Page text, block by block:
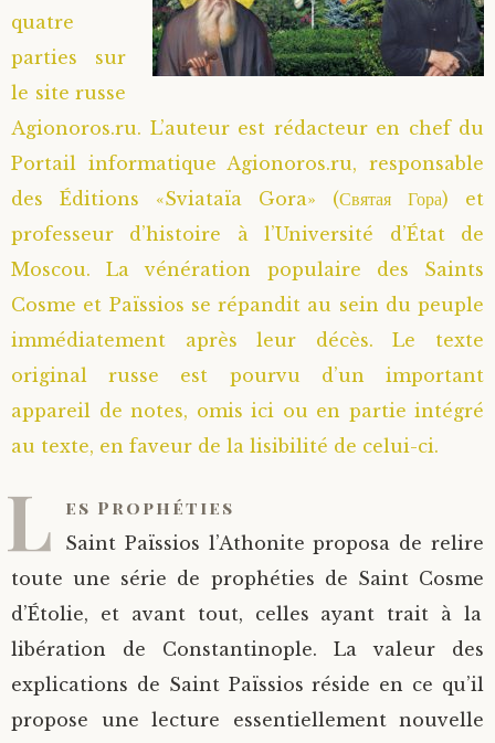
Saint Hilarion (Troïtski)
Saint Jean de Kronstadt
Saint Laurent de Tchernigov
Saint Nikon d’Optina
Saint Seraphim de Sarov
Saint Seraphim de Vyritsa
Saint Serge de Radonège
Saint Sophrony l’Athonite
Sainte Matrone de Moscou
Saint Spyridon
Métropolite Zénobe (Majouga)
Archimandrite Adrien (Kirsanov)
Archimandrite Alipi (Voronov)
Archimandrite Andronique (Loukach)
Archimandrite Athénogène (Agapov)
Higoumène Boris (Kramtsov)
Bienheureuses et Staritsas
Bienheureuse Lioubouchka
Staritsa Marie Makovkine
Staritsa Anastasia
Geronda Grigorios de Dochiariou
Archimandrite Lazare (Abachidzé)
Geronda Arsenios le Spiléote
Gerondissa Makrina (Vassopoulou)
Archimandrite Nathanaël (Pospelov)
Famille spirituelle
Portraits
quatre
parties sur
le site russe
Agionoros.ru. L’auteur est rédacteur en chef du
Portail informatique Agionoros.ru, responsable
des Éditions «Sviataïa Gora» (Святая Гора) et
professeur d’histoire à l’Université d’État de
Moscou. La vénération populaire des Saints
Cosme et Païssios se répandit au sein du peuple
immédiatement après leur décès. Le texte
original russe est pourvu d’un important
appareil de notes, omis ici ou en partie intégré
au texte, en faveur de la lisibilité de celui-ci.
L es Prophéties
Saint Païssios l’Athonite proposa de relire
toute une série de prophéties de Saint Cosme
d’Étolie, et avant tout, celles ayant trait à la
libération de Constantinople. La valeur des
explications de Saint Païssios réside en ce qu’il
propose une lecture essentiellement nouvelle